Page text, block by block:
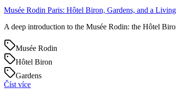
Musée Rodin Paris: Hôtel Biron, Gardens, and a
A deep introduction to the Musée Rodin: the Hôtel
Musée Rodin
Hôtel Biron
Gardens
Číst více